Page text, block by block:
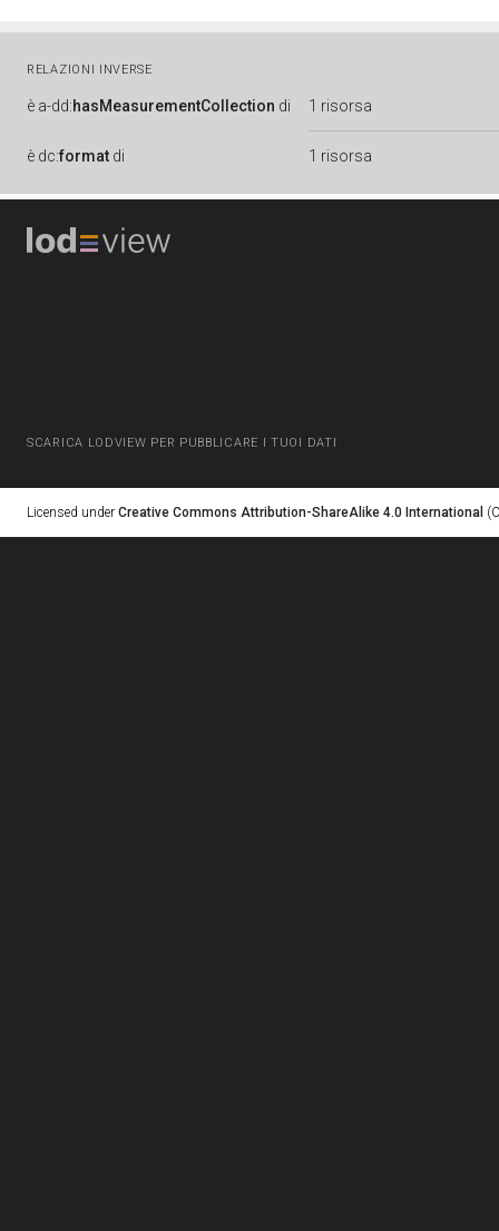
RELAZIONI INVERSE
è a-dd:hasMeasurementCollection di 1 risorsa
è dc:format di 1 risorsa
SCARICA LODVIEW PER PUBBLICARE I TUOI DATI
Licensed under Creative Commons Attribution-ShareAlike 4.0 International